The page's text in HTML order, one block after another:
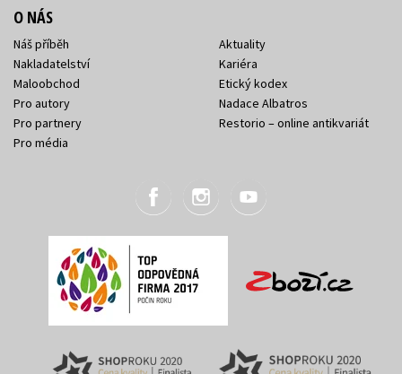
O NÁS
Náš příběh
Nakladatelství
Maloobchod
Pro autory
Pro partnery
Pro média
Aktuality
Kariéra
Etický kodex
Nadace Albatros
Restorio – online antikvariát